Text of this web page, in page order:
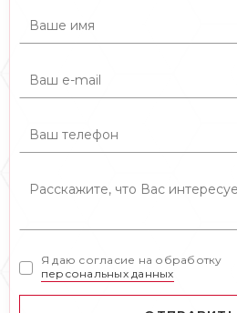
Я даю согласие на обработку
персональных данных